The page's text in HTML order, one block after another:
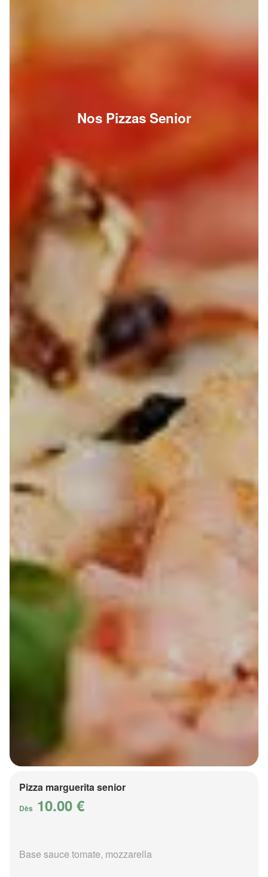
Nos Pizzas Senior
Pizza marguerita senior
Dès 10.00 €
Base sauce tomate, mozzarella